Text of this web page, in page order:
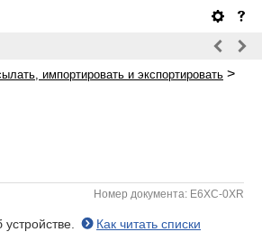
импортировать и экспортировать >
Номер документа: E6XC-0XR
Как читать списки